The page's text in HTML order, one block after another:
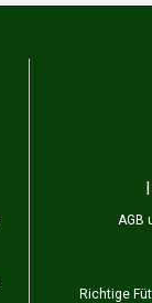
AGB
Richtige